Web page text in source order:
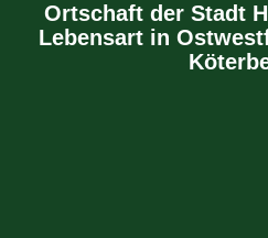
Ortschaft der Stadt
Lebensart in